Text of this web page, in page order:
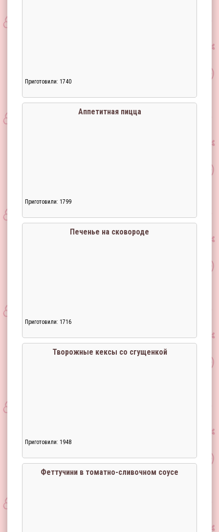
Приготовили: 1740
Аппетитная пицца
Приготовили: 1799
Печенье на сковороде
Приготовили: 1716
Творожные кексы со сгущенкой
Приготовили: 1948
Феттучини в томатно-сливочном соусе